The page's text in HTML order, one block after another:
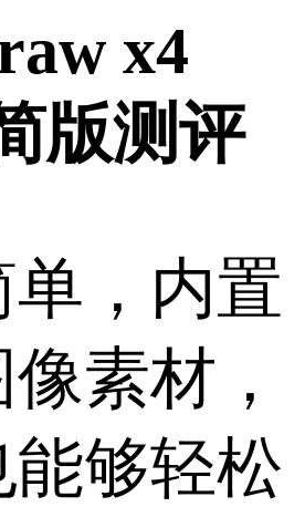
x4
版测评
，内置
素材，
够轻松